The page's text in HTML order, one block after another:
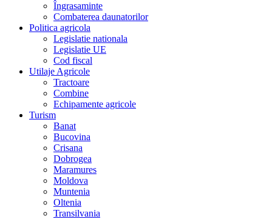
Îngrasaminte
Combaterea daunatorilor
Politica agricola
Legislatie nationala
Legislatie UE
Cod fiscal
Utilaje Agricole
Tractoare
Combine
Echipamente agricole
Turism
Banat
Bucovina
Crisana
Dobrogea
Maramures
Moldova
Muntenia
Oltenia
Transilvania